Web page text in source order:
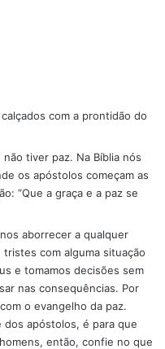
com a prontidão do
tiver paz. Na Bíblia nós
os apóstolos começam as
“Que a graça e a paz se
aborrecer a qualquer
com alguma situação
e tomamos decisões sem
nas consequências. Por
o evangelho da paz.
apóstolos, é para que
então, confie no que